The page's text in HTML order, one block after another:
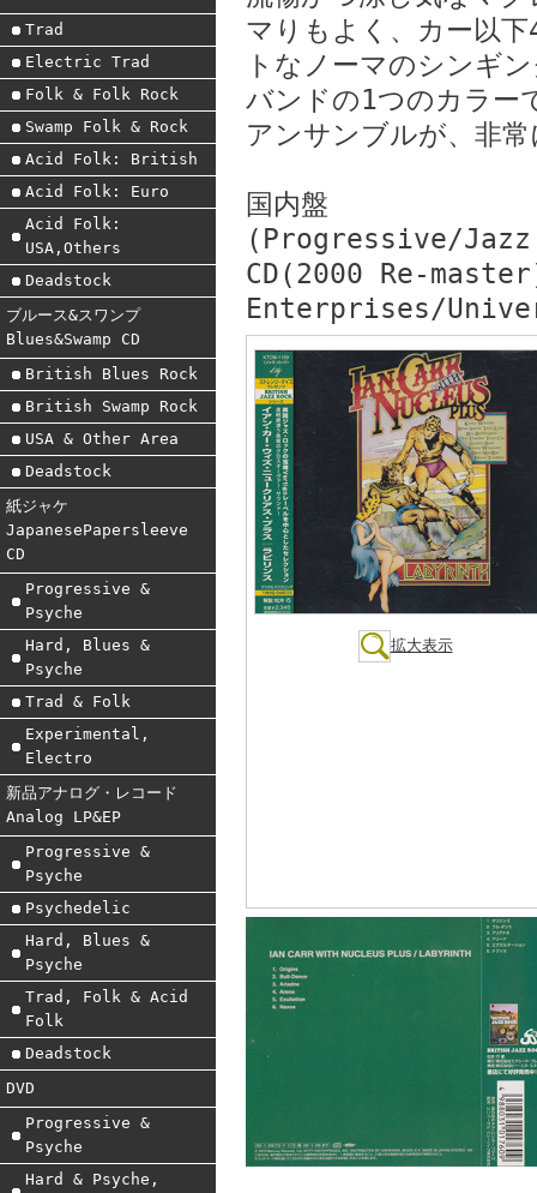
Trad
Electric Trad
Folk & Folk Rock
Swamp Folk & Rock
Acid Folk: British
Acid Folk: Euro
Acid Folk:
USA,Others
Deadstock
ブルース&スワンプ
Blues&Swamp CD
British Blues Rock
British Swamp Rock
USA & Other Area
Deadstock
紙ジャケ
JapanesePapersleeve
CD
Progressive &
Psyche
Hard, Blues &
Psyche
Trad & Folk
Experimental,
Electro
新品アナログ・レコード
Analog LP&EP
Progressive &
Psyche
Psychedelic
Hard, Blues &
Psyche
Trad, Folk & Acid
Folk
Deadstock
DVD
Progressive &
Psyche
Hard & Psyche,
マりもよく、カー以
トなノーマのシンギ
バンドの1つのカラー
アンサンブルが、非
国内盤
(Progressive/
CD(2000 Re-
Enterprises/
拡大表示